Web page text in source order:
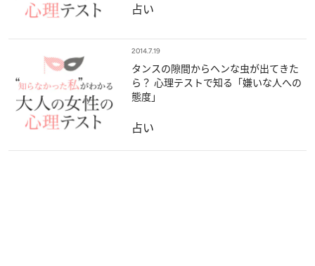
占い
2014.7.19
タンスの隙間からヘンな虫が出てきた
ら？ 心理テストで知る「嫌いな人への
態度」
占い